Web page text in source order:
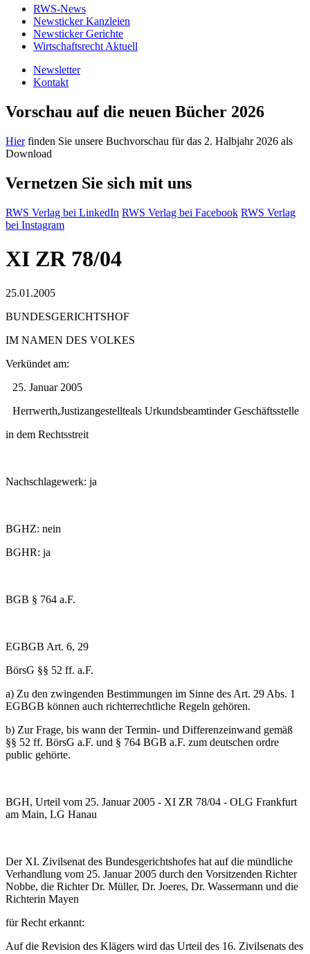
RWS-News
Newsticker Kanzleien
Newsticker Gerichte
Wirtschaftsrecht Aktuell
Newsletter
Kontakt
Vorschau auf die neuen Bücher 2026
Hierfinden Sie unsere Buchvorschau für das 2. Halbjahr 2026 als
Download
Vernetzen Sie sich mit uns
RWS Verlag bei LinkedIn RWS Verlag bei Facebook RWS Verlag
bei Instagram
XI ZR 78/04
25.01.2005
BUNDESGERICHTSHOF
IM NAMEN DES VOLKES
Verkündet am:
25. Januar 2005
Herrwerth,Justizangestellteals Urkundsbeamtinder Geschäftsstelle
in dem Rechtsstreit
Nachschlagewerk: ja
BGHZ: nein
BGHR: ja
BGB § 764 a.F.
EGBGB Art. 6, 29
BörsG §§ 52 ff. a.F.
a) Zu den zwingenden Bestimmungen im Sinne des Art. 29 Abs. 1
EGBGB können auch richterrechtliche Regeln gehören.
b) Zur Frage, bis wann der Termin- und Differenzeinwand gemäß
§§ 52 ff. BörsG a.F. und § 764 BGB a.F. zum deutschen ordre
public gehörte.
BGH, Urteil vom 25. Januar 2005 - XI ZR 78/04 - OLG Frankfurt
am Main, LG Hanau
Der XI. Zivilsenat des Bundesgerichtshofes hat auf die mündliche
Verhandlung vom 25. Januar 2005 durch den Vorsitzenden Richter
Nobbe, die Richter Dr. Müller, Dr. Joeres, Dr. Wassermann und die
Richterin Mayen
für Recht erkannt:
Auf die Revision des Klägers wird das Urteil des 16. Zivilsenats des